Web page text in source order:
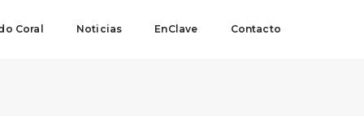
Coral Noticias EnClave Contacto